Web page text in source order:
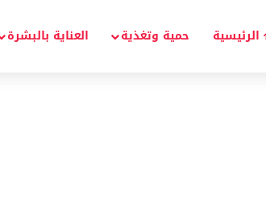
الرئيسية حمية وتغذية العناية بالبشرة